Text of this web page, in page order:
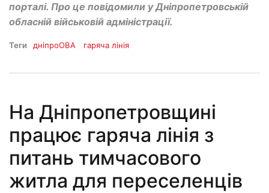
порталі. Про це повідомили у Дніпропетровській
обласній військовій адміністрації.
Теги дніпроОВА гаряча лінія
На Дніпропетровщині
працює гаряча лінія з
питань тимчасового
житла для переселенців